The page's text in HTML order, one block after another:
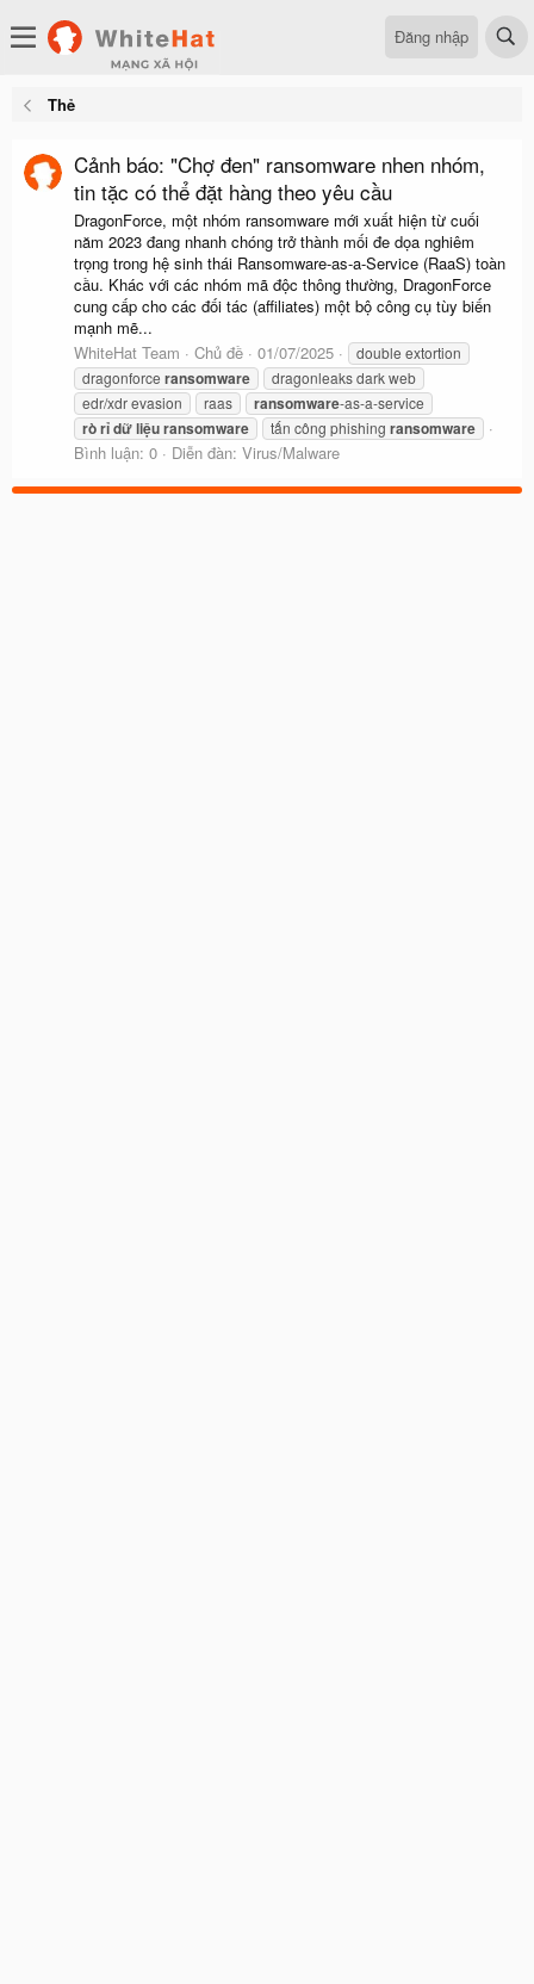
Đăng nhập
Thẻ
Cảnh báo: "Chợ đen" ransomware nhen nhóm,
tin tặc có thể đặt hàng theo yêu cầu
DragonForce, một nhóm ransomware mới xuất hiện từ cuối
năm 2023 đang nhanh chóng trở thành mối đe dọa nghiêm
trọng trong hệ sinh thái Ransomware-as-a-Service (RaaS) toàn
cầu. Khác với các nhóm mã độc thông thường, DragonForce
cung cấp cho các đối tác (affiliates) một bộ công cụ tùy biến
mạnh mẽ...
WhiteHat Team
Chủ đề 01/07/2025
double extortion
dragonforce ransomware
dragonleaks dark web
edr/xdr evasion
raas ransomware-as-a-service
ròrỉdữliệuransomware tấn công phishing ransomware
Bình luận: 0 Diễn đàn: Virus/Malware